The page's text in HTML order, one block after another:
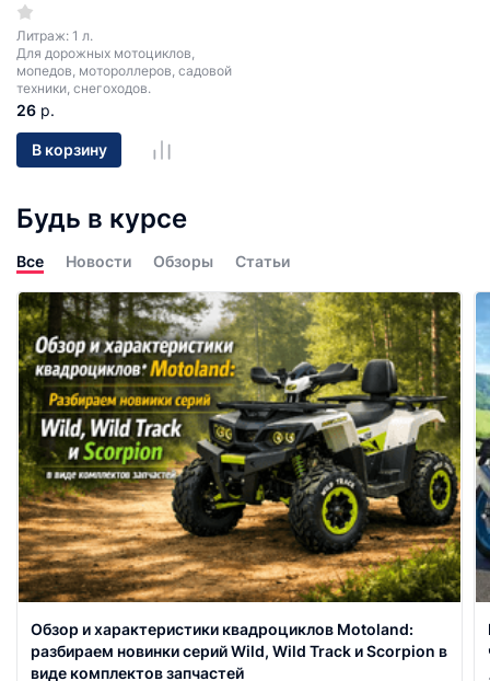
Литраж: 1 л.
Для дорожных мотоциклов,
мопедов, мотороллеров, садовой
техники, снегоходов.
26 р.
В корзину
Будь в курсе
Все Новости Обзоры Статьи
Обзор и характеристики квадроциклов Motoland:
разбираем новинки серий Wild, Wild Track и Scorpion в
виде комплектов запчастей